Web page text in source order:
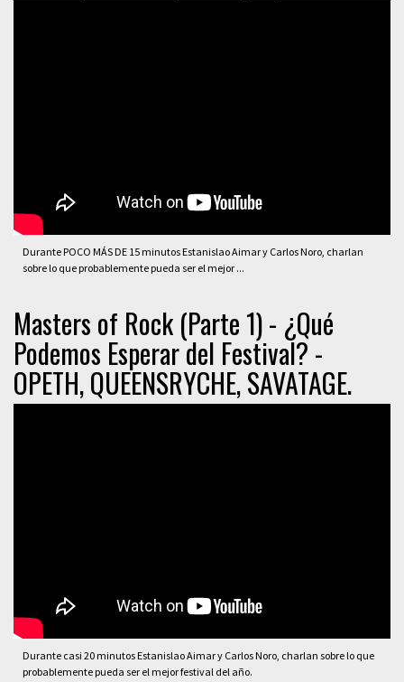
Durante POCO MÁS DE 15 minutos Estanislao Aimar y Carlos Noro, charlan
sobre lo que probablemente pueda ser el mejor ...
Masters of Rock (Parte 1) - ¿Qué
Podemos Esperar del Festival? -
OPETH, QUEENSRYCHE, SAVATAGE.
Durante casi 20 minutos Estanislao Aimar y Carlos Noro, charlan sobre lo que
probablemente pueda ser el mejor festival del año.